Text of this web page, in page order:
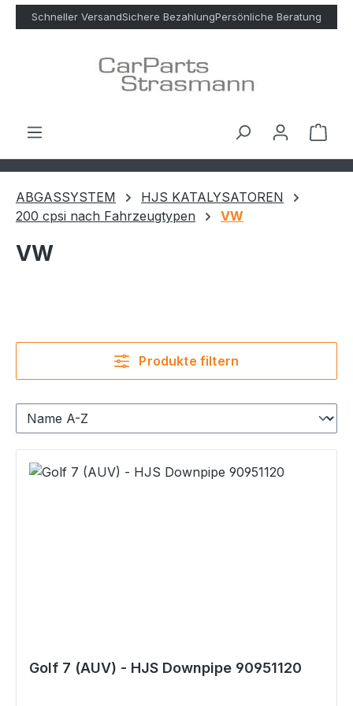
Zum Hauptinhalt springen
Schneller VersandSichere BezahlungPersönliche Beratung
ABGASSYSTEM
HJS KATALYSATOREN
200 cpsi nach Fahrzeugtypen
VW
VW
Produkte filtern
Golf 7 (AUV) - HJS Downpipe 90951120